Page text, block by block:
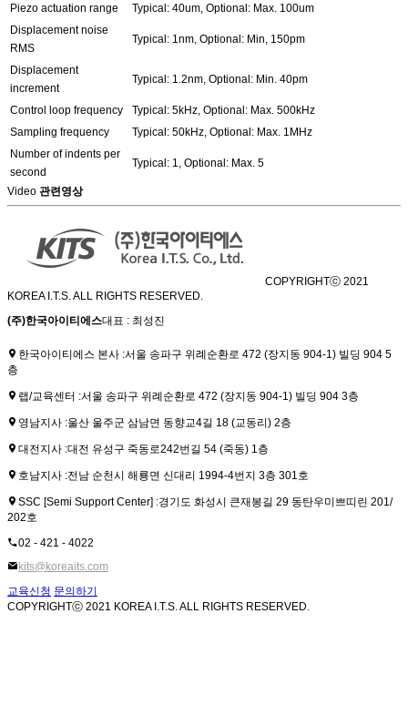
Piezo actuation range
Typical: 40um, Optional: Max. 100um
Displacement noise
RMS
Typical: 1nm, Optional: Min, 150pm
Displacement
increment
Typical: 1.2nm, Optional: Min. 40pm
Control loop frequency
Typical: 5kHz, Optional: Max. 500kHz
Sampling frequency
Typical: 50kHz, Optional: Max. 1MHz
Number of indents per
second
Typical: 1, Optional: Max. 5
Video 관련영상
COPYRIGHTⓒ 2021
KOREA I.T.S. ALL RIGHTS RESERVED.
(주)한국아이티에스대표 : 최성진
한국아이티에스 본사 :서울 송파구 위례순환로 472 (장지동 904-1) 빌딩 904 5
층
랩/교육센터 :서울 송파구 위례순환로 472 (장지동 904-1) 빌딩 904 3층
영남지사 :울산 울주군 삼남면 동향교4길 18 (교동리) 2층
대전지사 :대전 유성구 죽동로242번길 54 (죽동) 1층
호남지사 :전남 순천시 해룡면 신대리 1994-4번지 3층 301호
SSC [Semi Support Center] :경기도 화성시 큰재봉길 29 동탄우미쁘띠린 201/
202호
02 - 421 - 4022
kits@koreaits.com
교육신청 문의하기
COPYRIGHTⓒ 2021 KOREA I.T.S. ALL RIGHTS RESERVED.